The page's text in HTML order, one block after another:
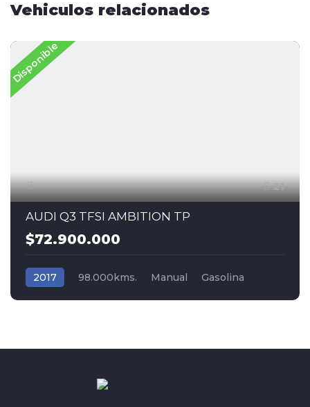
Vehiculos relacionados
Disponible
21
AUDI Q3 TFSI AMBITION TP
$72.900.000
2017 98.000kms. Manual
Gasolina